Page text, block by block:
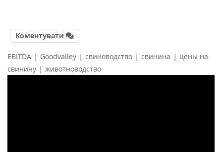
Коментувати
EBITDA | Goodvalley | свиноводство | свинина | цены на
свинину | животноводство